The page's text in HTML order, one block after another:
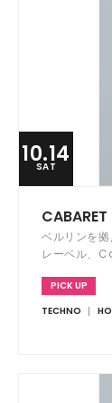
10.14
SAT
ベルリンを
レーベル、
ティーが開催
PICK UP
TECHNO